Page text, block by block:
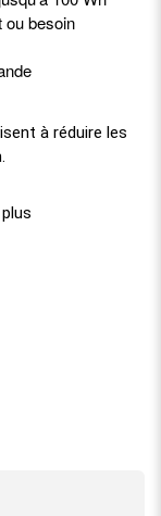
ou besoin
à réduire les